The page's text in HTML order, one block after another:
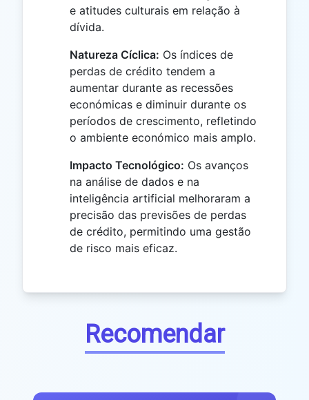
e atitudes culturais em relação à
dívida.
Natureza Cíclica: Os índices de
perdas de crédito tendem a
aumentar durante as recessões
económicas e diminuir durante os
períodos de crescimento, refletindo
o ambiente económico mais amplo.
Impacto Tecnológico: Os avanços
na análise de dados e na
inteligência artificial melhoraram a
precisão das previsões de perdas
de crédito, permitindo uma gestão
de risco mais eficaz.
Recomendar